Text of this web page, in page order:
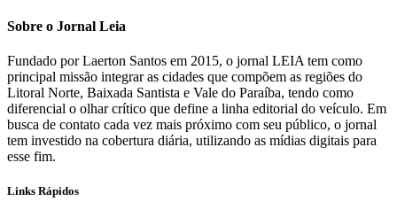
Sobre o Jornal Leia
Fundado por Laerton Santos em 2015, o jornal LEIA tem como
principal missão integrar as cidades que compõem as regiões do
Litoral Norte, Baixada Santista e Vale do Paraíba, tendo como
diferencial o olhar crítico que define a linha editorial do veículo. Em
busca de contato cada vez mais próximo com seu público, o jornal
tem investido na cobertura diária, utilizando as mídias digitais para
esse fim.
Links Rápidos